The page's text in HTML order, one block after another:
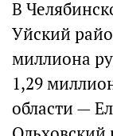
В
Уйский
миллиона
1,29
области —